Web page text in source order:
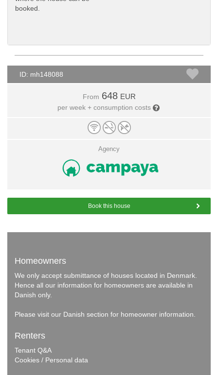
booked.
ID: mh148088
From 648 EUR
per week + consumption costs
Agency
Book this house
Homeowners
We only accept submittance of houses located in Denmark.
Hence all our information for homeowners are available in
Danish only.
Please visit our Danish section for homeowner information.
Renters
Tenant Q&A
Cookies / Personal data